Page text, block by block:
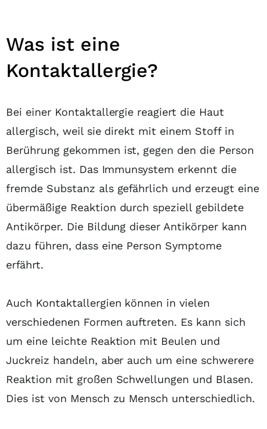
Was ist eine
Kontaktallergie?
Bei einer Kontaktallergie reagiert die Haut
allergisch, weil sie direkt mit einem Stoff in
Berührung gekommen ist, gegen den die Person
allergisch ist. Das Immunsystem erkennt die
fremde Substanz als gefährlich und erzeugt eine
übermäßige Reaktion durch speziell gebildete
Antikörper. Die Bildung dieser Antikörper kann
dazu führen, dass eine Person Symptome
erfährt.
Auch Kontaktallergien können in vielen
verschiedenen Formen auftreten. Es kann sich
um eine leichte Reaktion mit Beulen und
Juckreiz handeln, aber auch um eine schwerere
Reaktion mit großen Schwellungen und Blasen.
Dies ist von Mensch zu Mensch unterschiedlich.